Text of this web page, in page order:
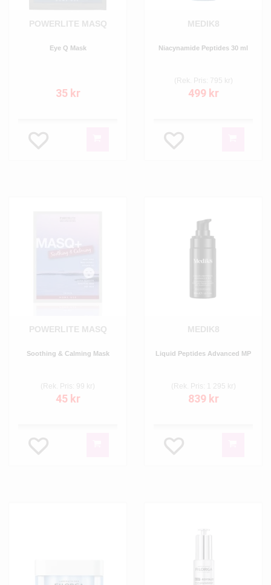
POWERLITE MASQ
Eye Q Mask
35 kr
MEDIK8
Niacynamide Peptides 30 ml
(Rek. Pris: 795 kr)
499 kr
POWERLITE MASQ
Soothing & Calming Mask
(Rek. Pris: 99 kr)
45 kr
MEDIK8
Liquid Peptides Advanced MP
(Rek. Pris: 1 295 kr)
839 kr